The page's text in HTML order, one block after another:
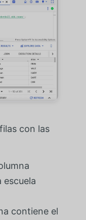
con las
escuela
contiene el